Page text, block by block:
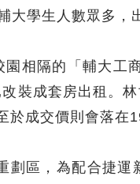
大學生人數眾多，
園相隔的「輔大工
裝成套房出租。
於成交價則會落在
劃區，為配合捷